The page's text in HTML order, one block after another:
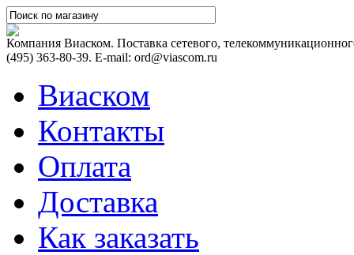
Компания Виаском. Поставка сетевого,
(495) 363-80-39. E-mail: ord@viascom.ru
Виаском
Контакты
Оплата
Доставка
Как заказать